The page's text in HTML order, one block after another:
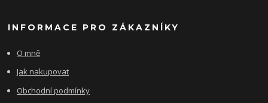
INFORMACE PRO ZÁKAZNÍKY
O mně
Jak nakupovat
Obchodní podmínky